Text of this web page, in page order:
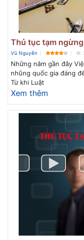
Thủ tục tạm
Vũ Nguyễn
Những năm gần đây
nhũng quốc gia đáng
Từ khi Luật
Xem thêm